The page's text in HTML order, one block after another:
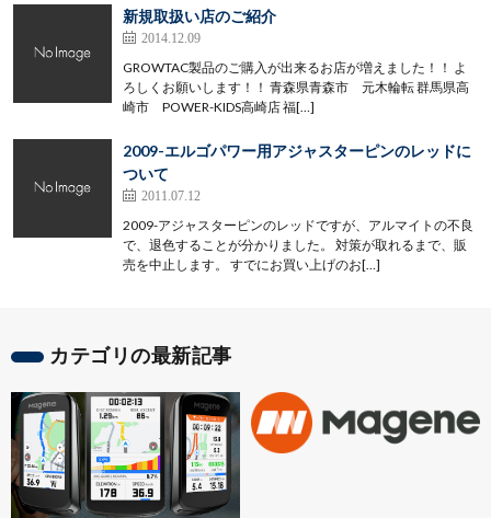
新規取扱い店のご紹介
2014.12.09
GROWTAC製品のご購入が出来るお店が増えました！！ よ
ろしくお願いします！！ 青森県青森市 元木輪転 群馬県高
崎市 POWER-KIDS高崎店 福[…]
2009-エルゴパワー用アジャスターピンのレッドに
ついて
2011.07.12
2009-アジャスターピンのレッドですが、アルマイトの不良
で、退色することが分かりました。 対策が取れるまで、販
売を中止します。 すでにお買い上げのお[…]
カテゴリの最新記事